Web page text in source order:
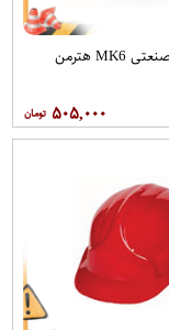
کلاه ایمنی صنعتی MK6 هترمن
۵۰۵,۰۰۰